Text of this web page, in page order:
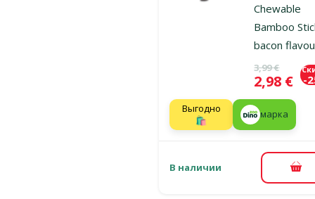
Chewable
Bamboo
bacon
Исходная
3,99 €
Цена
2,98 € -
Выгодно
🛍️
марка
В наличии В